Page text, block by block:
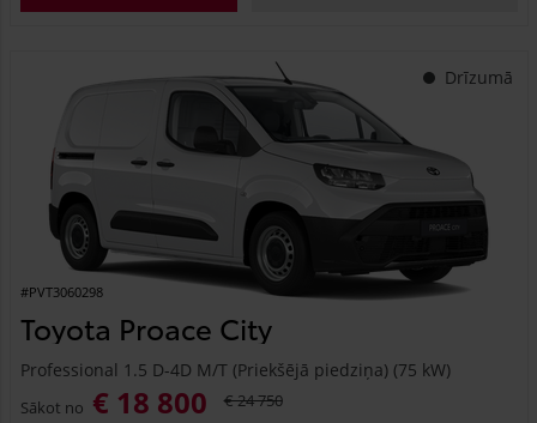
Drīzumā
#PVT3060298
Toyota Proace City
Professional 1.5 D-4D M/T (Priekšējā piedziņa) (75 kW)
Sākot no € 18 800 € 24 750